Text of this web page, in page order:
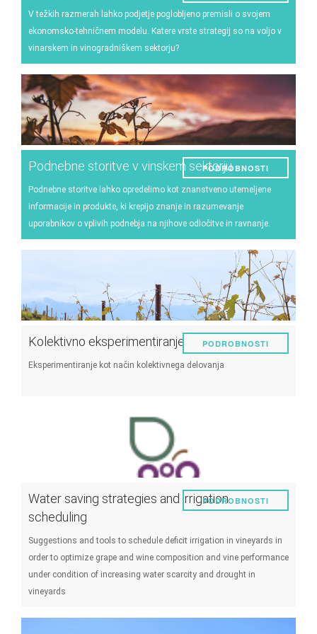
V težkih razmerah lahko podjetje poglobljeno premisli o svojem
ekonomsko-tehničnem modelu. Katere vrste strategij so na voljo v
vinarskem in vinogradniškem sektorju?
Podnebne storitve v vinskem sektorju
Podnebne storitve lahko opredelimo kot znanstveno utemeljene
informacije in produkte, ki krepijo znanje in razumevanje
uporabnikov o vplivih podnebja na njihove odločitve in ravnanje.
PODROBNOSTI
Kolektivno eksperimentiranje
Eksperimentiranje kot način kolektivnega delovanja
PODROBNOSTI
Water saving strategies and irrigation
scheduling
Suggestions and tools to schedule deficit irrigation in vineyards in
order to optimize grape and wine composition and vine performance
under condition of increasing water scarcity and drought in
vineyards
PODROBNOSTI